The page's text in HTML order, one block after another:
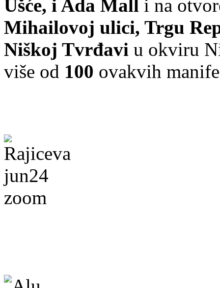
Ušće, i Ada Mall i na
Mihailovoj ulici, Trgu
Niškoj Tvrđavi u okviru
više od 100 ovakvih